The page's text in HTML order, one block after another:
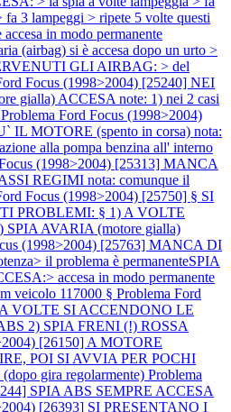
fa 3 lampeggi > ripete 5 volte questi
in modo permanente
(airbag) si è accesa dopo un urto >
GLI AIRBAG: > del
Focus (1998>2004) [25240] NEI
gialla) ACCESA note: 1) nei 2 casi
Problema Ford Focus (1998>2004)
IL MOTORE (spento in corsa) nota:
alla pompa benzina all' interno
(1998>2004) [25313] MANCA
REGIMI nota: comunque il
Focus (1998>2004) [25750] § SI
PROBLEMI: § 1) A VOLTE
AVARIA (motore gialla)
(1998>2004) [25763] MANCA DI
il problema è permanenteSPIA
accesa in modo permanente
veicolo 117000 § Problema Ford
VOLTE SI ACCENDONO LE
2) SPIA FRENI (!) ROSSA
[26150] A MOTORE
POI SI AVVIA PER POCHI
gira regolarmente) Problema
SPIA ABS SEMPRE ACCESA
[26393] SI PRESENTANO I